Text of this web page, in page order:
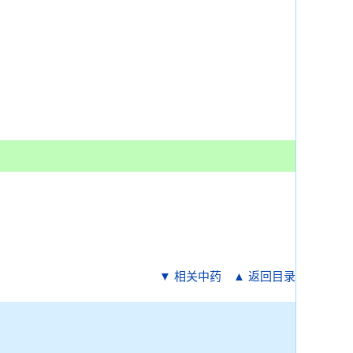
▼ 相关中药 ▲ 返回目录